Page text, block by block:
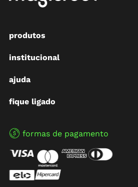
produtos
institucional
ajuda
fique ligado
formas de pagamento